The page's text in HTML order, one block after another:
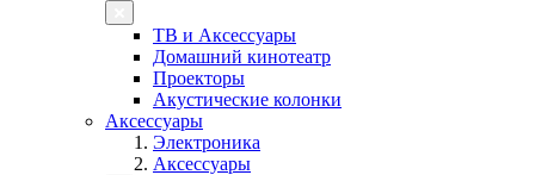
ТВ и Аксессуары
Домашний кинотеатр
Проекторы
Акустические колонки
Аксессуары
Электроника
Аксессуары